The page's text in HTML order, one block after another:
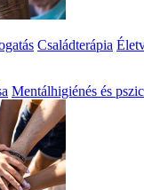
Családterápia
Mentálhigiénés és